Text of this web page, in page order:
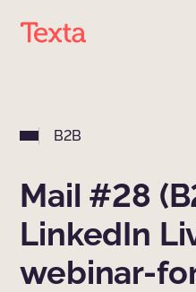
B2B
Mail #28
LinkedIn
webinar-